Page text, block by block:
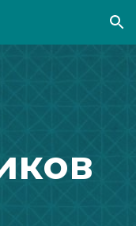
Skip to navigation